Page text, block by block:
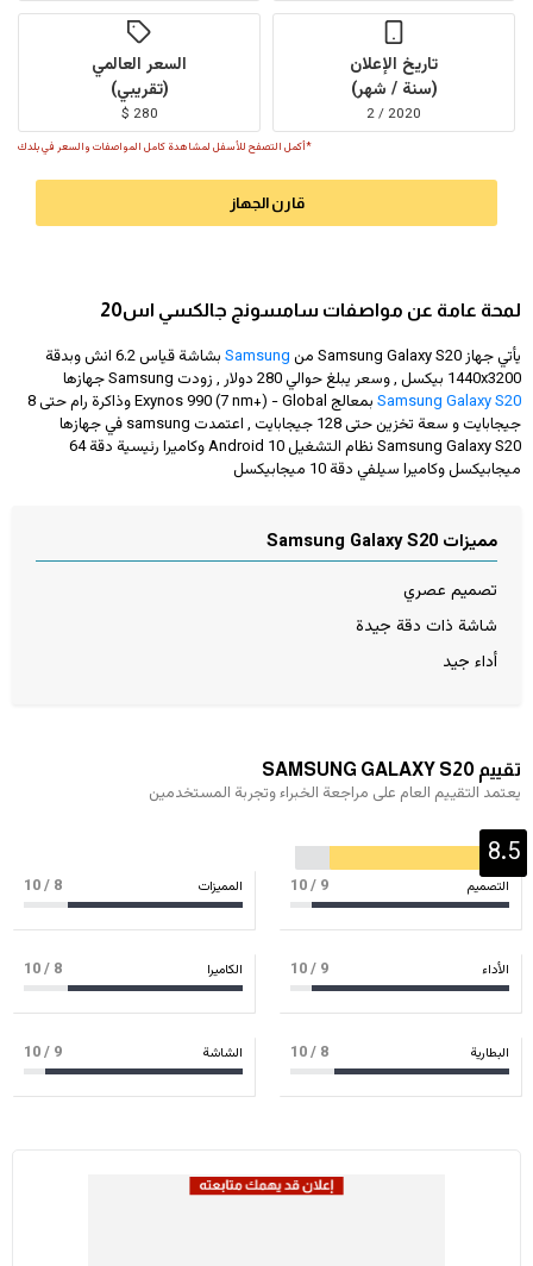
تاريخ الإعلان
(سنة / شهر)
2020 / 2
السعر العالمي
(تقريبي)
280 $
*أكمل التصفح للأسفل لمشاهدة كامل المواصفات والسعر في بلدك
قارن الجهاز
لمحة عامة عن مواصفات سامسونج جالكسي اس20
يأتي جهاز Samsung Galaxy S20 من Samsung بشاشة قياس 6.2 انش وبدقة
1440x3200 بيكسل , وسعر يبلغ حوالي 280 دولار
, زودت Samsung جهازها
Samsung Galaxy S20
بمعالج Exynos 990 (7 nm+) - Global وذاكرة رام حتى 8
جيجابايت و سعة تخزين حتى 128 جيجابايت , اعتمدت samsung في جهازها
Samsung Galaxy S20 نظام التشغيل Android 10 وكاميرا رئيسية دقة 64
ميجابيكسل وكاميرا سيلفي دقة 10 ميجابيكسل
مميزات Samsung Galaxy S20
تصميم عصري
شاشة ذات دقة جيدة
أداء جيد
تقييم SAMSUNG GALAXY S20
يعتمد التقييم العام على مراجعة الخبراء وتجربة المستخدمين
8.5
التصميم 9
/ 10 المميزات 8
/ 10
الأداء 9
/ 10 الكاميرا 8
/ 10
البطارية 8
/ 10 الشاشة 9
/ 10